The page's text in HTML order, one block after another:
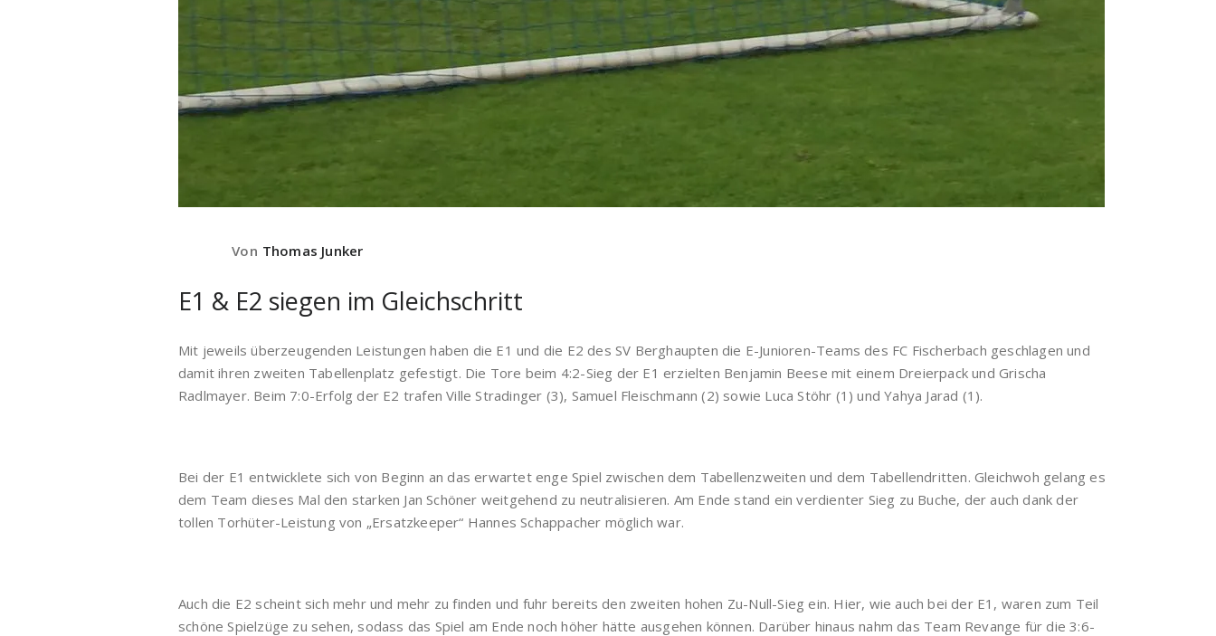
Von Thomas Junker
E1 & E2 siegen im Gleichschritt
Mit jeweils überzeugenden Leistungen haben die E1 und die E2 des SV Berghaupten die E-Junioren-Teams des FC Fischerbach geschlagen und
damit ihren zweiten Tabellenplatz gefestigt. Die Tore beim 4:2-Sieg der E1 erzielten Benjamin Beese mit einem Dreierpack und Grischa
Radlmayer. Beim 7:0-Erfolg der E2 trafen Ville Stradinger (3), Samuel Fleischmann (2) sowie Luca Stöhr (1) und Yahya Jarad (1).
Bei der E1 entwicklete sich von Beginn an das erwartet enge Spiel zwischen dem Tabellenzweiten und dem Tabellendritten. Gleichwoh gelang es
dem Team dieses Mal den starken Jan Schöner weitgehend zu neutralisieren. Am Ende stand ein verdienter Sieg zu Buche, der auch dank der
tollen Torhüter-Leistung von „Ersatzkeeper“ Hannes Schappacher möglich war.
Auch die E2 scheint sich mehr und mehr zu finden und fuhr bereits den zweiten hohen Zu-Null-Sieg ein. Hier, wie auch bei der E1, waren zum Teil
schöne Spielzüge zu sehen, sodass das Spiel am Ende noch höher hätte ausgehen können. Darüber hinaus nahm das Team Revange für die 3:6-